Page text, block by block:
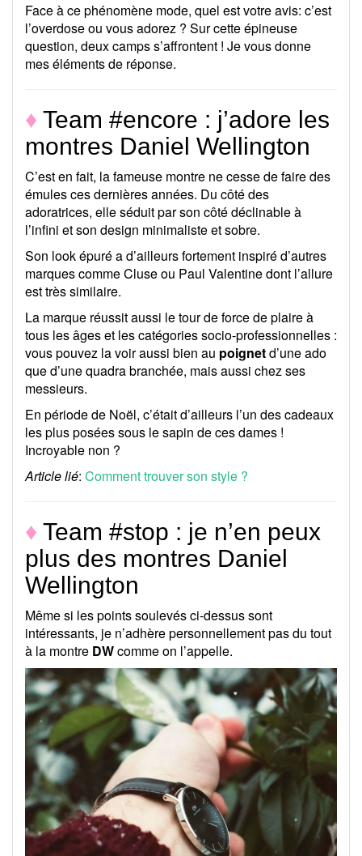
Face à ce phénomène mode, quel est votre avis: c’est
l’overdose ou vous adorez ? Sur cette épineuse
question, deux camps s’affrontent ! Je vous donne
mes éléments de réponse.
♦ Team #encore : j’adore les
montres Daniel Wellington
C’est en fait, la fameuse montre ne cesse de faire des
émules ces dernières années. Du côté des
adoratrices, elle séduit par son côté déclinable à
l’infini et son design minimaliste et sobre.
Son look épuré a d’ailleurs fortement inspiré d’autres
marques comme Cluse ou Paul Valentine dont l’allure
est très similaire.
La marque réussit aussi le tour de force de plaire à
tous les âges et les catégories socio-professionnelles :
vous pouvez la voir aussi bien au poignetd’une ado
que d’une quadra branchée, mais aussi chez ses
messieurs.
En période de Noël, c’était d’ailleurs l’un des cadeaux
les plus posées sous le sapin de ces dames !
Incroyable non ?
Article lié: Comment trouver son style ?
♦ Team #stop : je n’en peux
plus des montres Daniel
Wellington
Même si les points soulevés ci-dessus sont
intéressants, je n’adhère personnellement pas du tout
à la montre DWcomme on l’appelle.